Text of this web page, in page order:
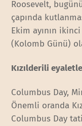
Roosevelt,
çapında
Ekim ayının
(Kolomb Günü)
Kızılderili
Columbus Day,
Önemli oranda
Columbus Day